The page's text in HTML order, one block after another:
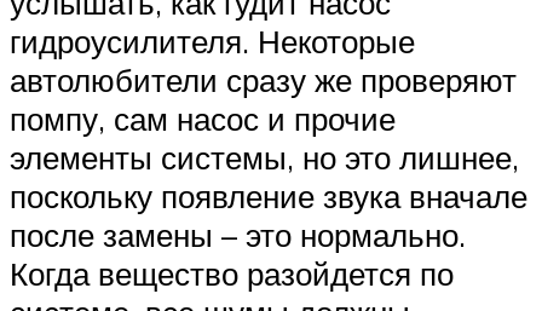
гидроусилителя. Некоторые
автолюбители сразу же проверяют
помпу, сам насос и прочие
элементы системы, но это лишнее,
поскольку появление звука вначале
после замены – это нормально.
Когда вещество разойдется по